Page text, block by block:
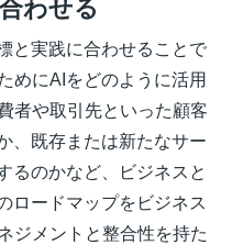
わせる
と実践に合わせることで
めにAIをどのように活用
者や取引先といった顧客
、既存または新たなサー
るのかなど、ビジネスと
ロードマップをビジネス
ジメントと整合性を持た